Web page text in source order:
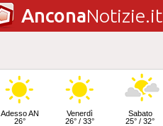
AnconaNotizie.it
Adesso AN
26°
Venerdì
26° / 33°
Sabato
25° / 32°